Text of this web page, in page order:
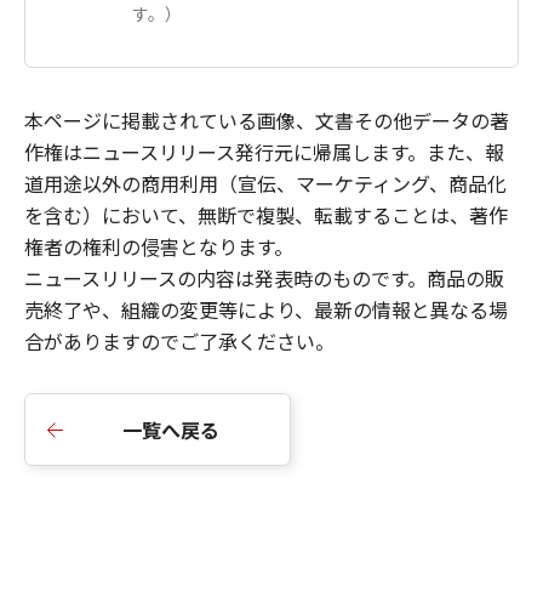
す。）
本ページに掲載されている画像、文書その他データの著
作権はニュースリリース発行元に帰属します。また、報
道用途以外の商用利用（宣伝、マーケティング、商品化
を含む）において、無断で複製、転載することは、著作
権者の権利の侵害となります。
ニュースリリースの内容は発表時のものです。商品の販
売終了や、組織の変更等により、最新の情報と異なる場
合がありますのでご了承ください。
一覧へ戻る